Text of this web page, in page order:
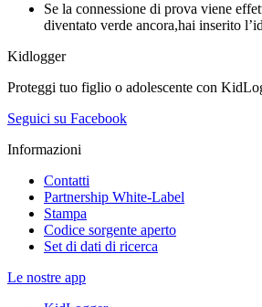
Se la connessione di prova viene
diventato verde ancora,hai inserito
Kidlogger
Proteggi tuo figlio o adolescente con
Seguici su Facebook
Informazioni
Contatti
Partnership White-Label
Stampa
Codice sorgente aperto
Set di dati di ricerca
Le nostre app